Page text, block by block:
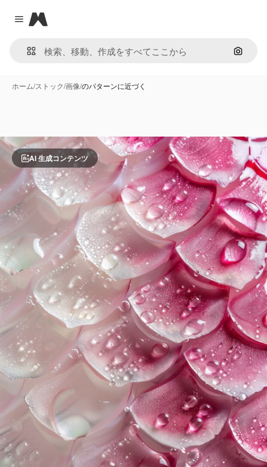
Close menu
Magnific
画像で
ホーム/ストック/画像/のパターンに近づく
AI 生成コンテンツ